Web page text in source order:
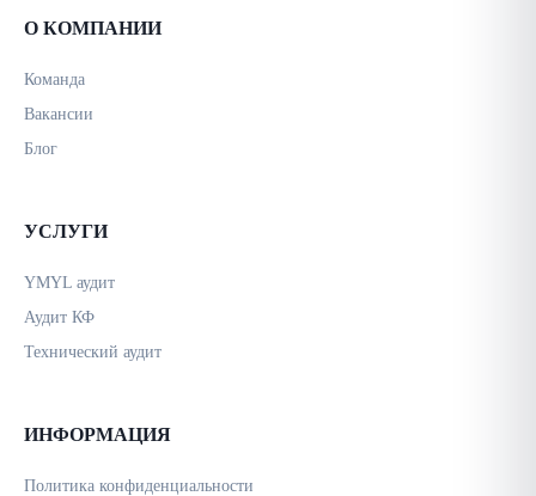
О КОМПАНИИ
Команда
Вакансии
Блог
УСЛУГИ
YMYL аудит
Аудит КФ
Технический аудит
ИНФОРМАЦИЯ
Политика конфиденциальности